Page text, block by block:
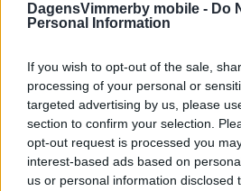
DagensVimmerby mobile - Do
Personal Information
If you wish to opt-out of the sale,
processing of your personal or
targeted advertising by us, please
section to confirm your selection.
opt-out request is processed you
interest-based ads based on
us or personal information disclosed